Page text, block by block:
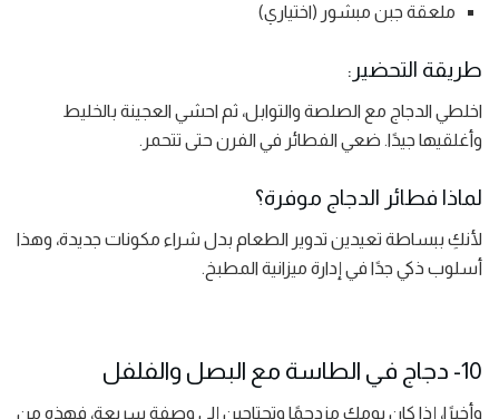
ملعقة جبن مبشور (اختياري)
طريقة التحضير:
اخلطي الدجاج مع الصلصة والتوابل، ثم احشي العجينة بالخليط
وأغلقيها جيدًا. ضعي الفطائر في الفرن حتى تتحمر.
لماذا فطائر الدجاج موفرة؟
لأنكِ ببساطة تعيدين تدوير الطعام بدل شراء مكونات جديدة، وهذا
أسلوب ذكي جدًا في إدارة ميزانية المطبخ.
10- دجاج في الطاسة مع البصل والفلفل
وأخيرًا، إذا كان يومك مزدحمًا وتحتاجين إلى وصفة سريعة، فهذه من